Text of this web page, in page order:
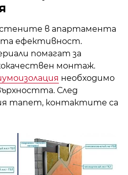
стените в апартамента
ефективност.
помагат за
монтаж.
необходимо
След
тапет, контактите са